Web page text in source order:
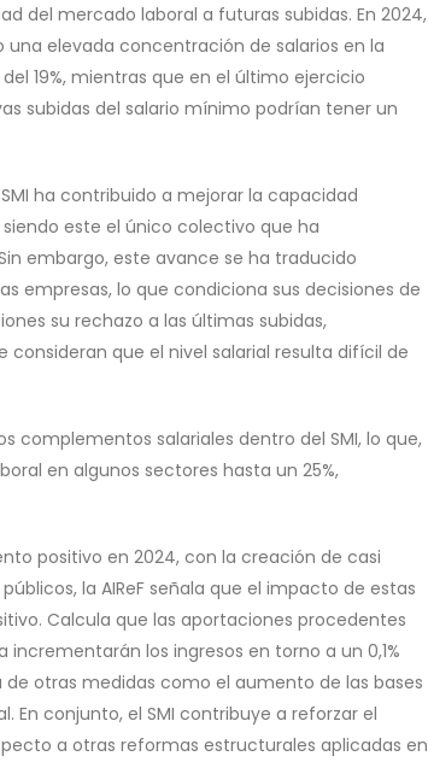
del mercado laboral a futuras subidas. En 2024,
elevada concentración de salarios en la
19%, mientras que en el último ejercicio
subidas del salario mínimo podrían tener un
ha contribuido a mejorar la capacidad
este el único colectivo que ha
embargo, este avance se ha traducido
empresas, lo que condiciona sus decisiones de
su rechazo a las últimas subidas,
que el nivel salarial resulta difícil de
complementos salariales dentro del SMI, lo que,
en algunos sectores hasta un 25%,
positivo en 2024, con la creación de casi
la AIReF señala que el impacto de estas
Calcula que las aportaciones procedentes
los ingresos en torno a un 0,1%
de otras medidas como el aumento de las bases
En conjunto, el SMI contribuye a reforzar el
a otras reformas estructurales aplicadas en